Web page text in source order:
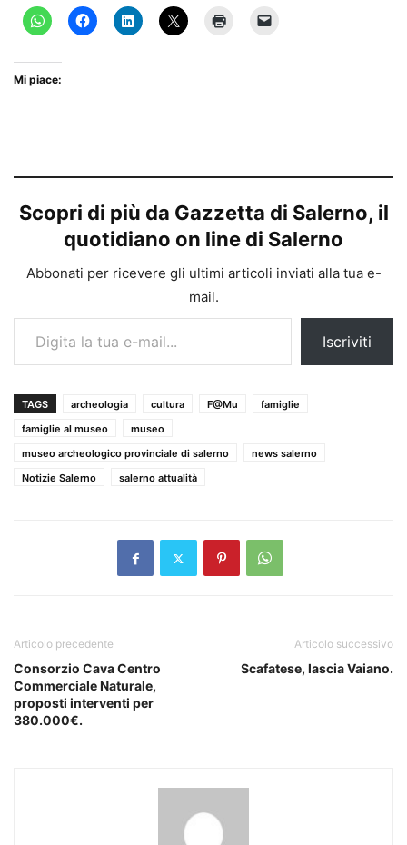
Mi piace:
Scopri di più da Gazzetta di Salerno, il
quotidiano on line di Salerno
Abbonati per ricevere gli ultimi articoli inviati alla tua e-
mail.
Digita la tua e-mail...
Iscriviti
TAGS archeologia cultura F@Mu
famiglie
famiglie al museo
museo
museo archeologico provinciale di salerno
news salerno
Notizie Salerno
salerno attualità
Articolo precedente
Consorzio Cava Centro
Commerciale Naturale,
proposti interventi per
380.000€.
Articolo successivo
Scafatese, lascia Vaiano.